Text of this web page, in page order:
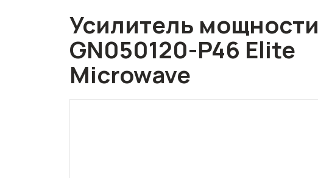
Усилитель мощности
GN050120-P46 Elite
Microwave